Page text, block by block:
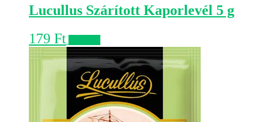
Lucullus Szárított Kaporlevél 5 g
179 Ft